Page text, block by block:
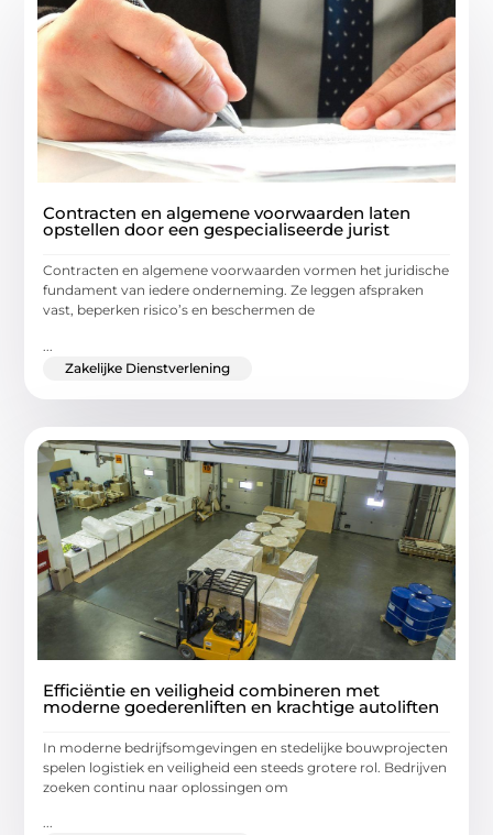
Contracten en algemene voorwaarden laten
opstellen door een gespecialiseerde jurist
Contracten en algemene voorwaarden vormen het juridische
fundament van iedere onderneming. Ze leggen afspraken
vast, beperken risico’s en beschermen de
Zakelijke Dienstverlening
Efficiëntie en veiligheid combineren met
moderne goederenliften en krachtige autoliften
In moderne bedrijfsomgevingen en stedelijke bouwprojecten
spelen logistiek en veiligheid een steeds grotere rol. Bedrijven
zoeken continu naar oplossingen om
...